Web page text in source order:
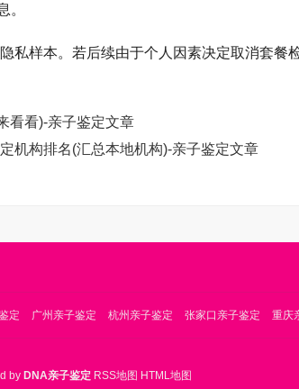
。
私样本。若后续由于个人因素决定取消套餐
看看)-亲子鉴定文章
机构排名(汇总本地机构)-亲子鉴定文章
定 广州亲子鉴定 杭州亲子鉴定 张家口亲子鉴定 重庆
by DNA亲子鉴定 RSS地图 HTML地图